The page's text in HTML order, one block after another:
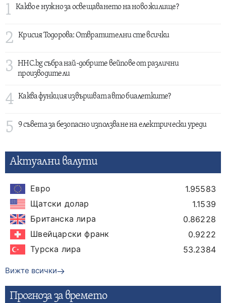
1 Какво е нужно за освещаването на ново жилище?
2 Крисия Тодорова: Отвратителни сте всички
3
HHC.bg събра най-добрите вейпове от различни
производители
4 Каква функция извършват авто биалетките?
5 9 съвета за безопасно използване на електрически уреди
Актуални валути
Евро
1.95583
Щатски долар
1.1539
Британска лира
0.86228
Швейцарски франк
0.9222
Турска лира
53.2384
Вижте всички
Прогнозa за времето